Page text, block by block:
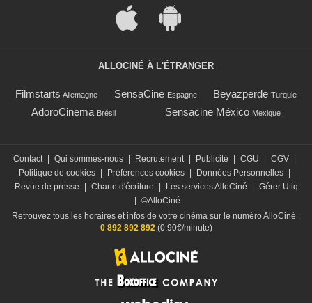
ALLOCINÉ À L'ÉTRANGER
Filmstarts Allemagne SensaCine Espagne Beyazperde Turquie
AdoroCinema Brésil Sensacine México Mexique
Contact | Qui sommes-nous | Recrutement | Publicité | CGU | CGV |
Politique de cookies | Préférences cookies | Données Personnelles |
Revue de presse
| Charte d'écriture | Les services AlloCiné | Gérer Utiq
| ©AlloCiné
Retrouvez tous les horaires et infos de votre cinéma sur le numéro AlloCiné :
0 892 892 892 (0,90€/minute)